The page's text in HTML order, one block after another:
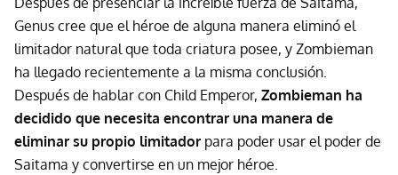
Genus cree que el héroe de alguna manera eliminó el
limitador natural que toda criatura posee, y Zombieman
ha llegado recientemente a la misma conclusión.
Después de hablar con Child Emperor, Zombieman ha
decidido que necesita encontrar una manera de
eliminar su propio limitador para poder usar el poder de
Saitama y convertirse en un mejor héroe.